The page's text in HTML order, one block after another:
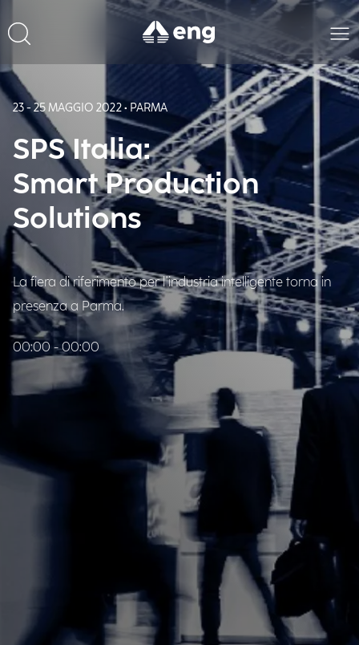
23 - 25 MAGGIO 2022 • PARMA
SPS Italia:
Smart Production
Solutions
La fiera di riferimento per l'industria intelligente torna in
presenza a Parma.
00:00 - 00:00